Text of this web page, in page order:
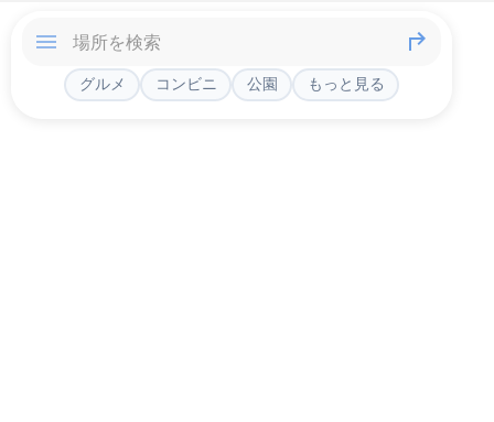
グルメ コンビニ 公園 もっと見る